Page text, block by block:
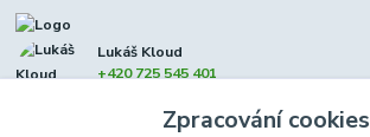
Lukáš Kloud
+420 725 545 401
Zpracování cookies